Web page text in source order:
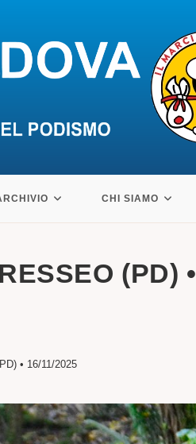
CHI SIAMO
(PD) •
• 16/11/2025